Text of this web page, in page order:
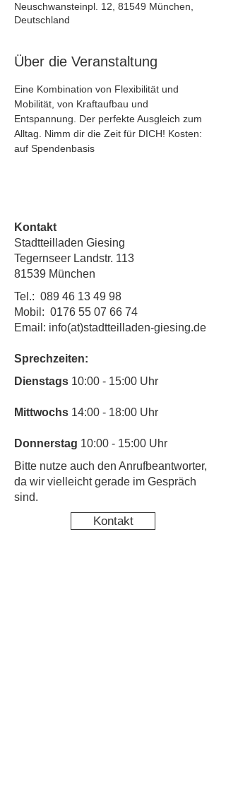
Neuschwansteinpl. 12, 81549 München,
Deutschland
Über die Veranstaltung
Eine Kombination von Flexibilität und
Mobilität, von Kraftaufbau und
Entspannung. Der perfekte Ausgleich zum
Alltag. Nimm dir die Zeit für DICH! Kosten:
auf Spendenbasis
Kontakt
Stadtteilladen Giesing
Tegernseer Landstr. 113
81539 München
Tel.: 089 46 13 49 98
Mobil: 0176 55 07 66 74
Email: info(at)stadtteilladen-giesing.de
Sprechzeiten:
​Dienstags 10:00 - 15:00 Uhr
Mittwochs 14:00 - 18:00 Uhr
Donnerstag 10:00 - 15:00 Uhr
​Bitte nutze auch den Anrufbeantworter,
da wir vielleicht gerade im Gespräch
sind.
Kontakt